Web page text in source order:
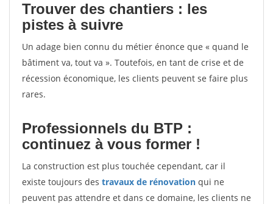
Trouver des chantiers : les
pistes à suivre
Un adage bien connu du métier énonce que « quand le
bâtiment va, tout va ». Toutefois, en tant de crise et de
récession économique, les clients peuvent se faire plus
rares.
Professionnels du BTP :
continuez à vous former !
La construction est plus touchée cependant, car il
existe toujours des travaux de rénovation qui ne
peuvent pas attendre et dans ce domaine, les clients ne